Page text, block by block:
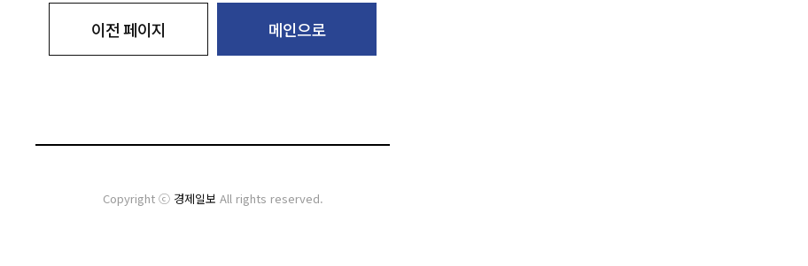
이전 페이지 메인으로
Copyright ⓒ 경제일보 All rights reserved.